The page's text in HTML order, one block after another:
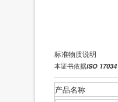
标准物质说明
本证书依据ISO 17034
产品名称